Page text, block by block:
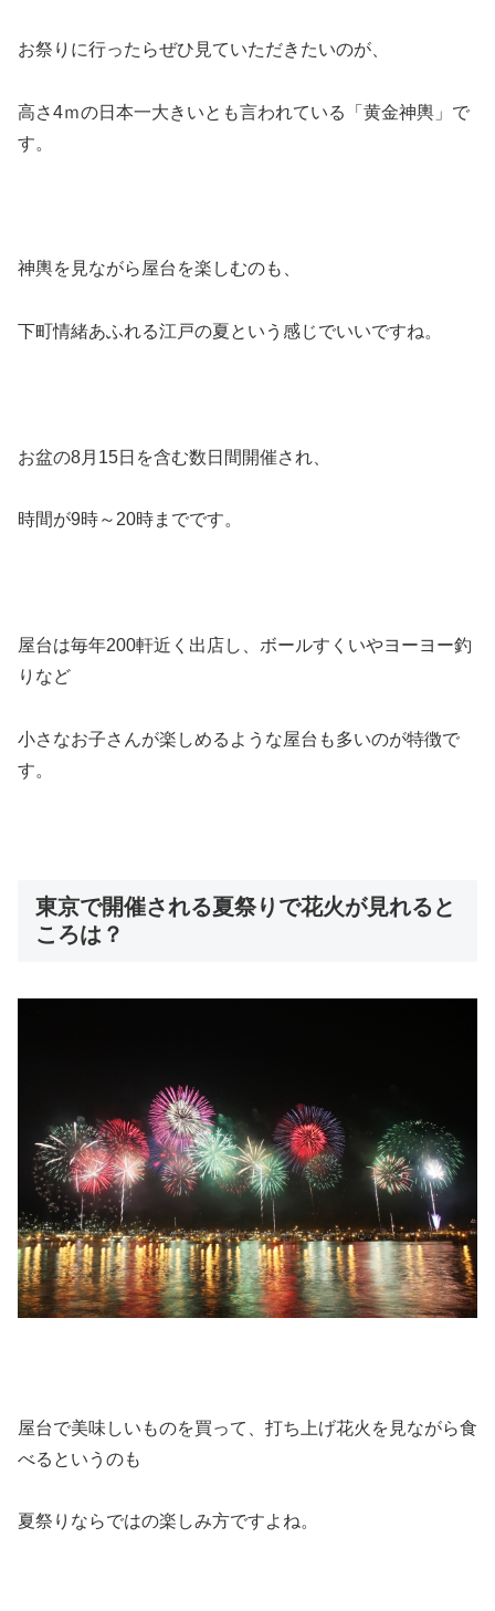
お祭りに行ったらぜひ見ていただきたいのが、
高さ4ｍの日本一大きいとも言われている「黄金神輿」で
す。
神輿を見ながら屋台を楽しむのも、
下町情緒あふれる江戸の夏という感じでいいですね。
お盆の8月15日を含む数日間開催され、
時間が9時～20時までです。
屋台は毎年200軒近く出店し、ボールすくいやヨーヨー釣
りなど
小さなお子さんが楽しめるような屋台も多いのが特徴で
す。
東京で開催される夏祭りで花火が見れると
ころは？
屋台で美味しいものを買って、打ち上げ花火を見ながら食
べるというのも
夏祭りならではの楽しみ方ですよね。